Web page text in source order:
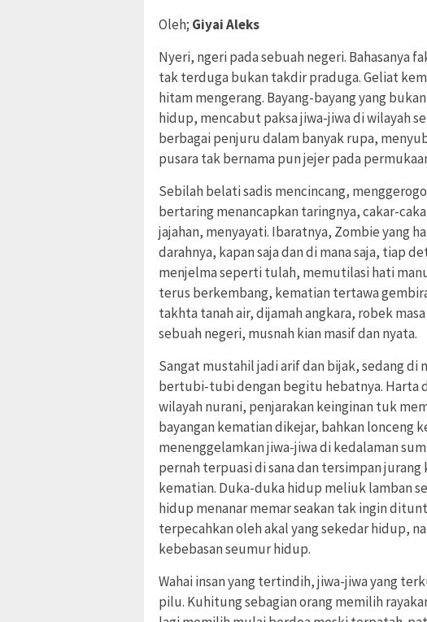
Oleh; Giyai Aleks
Nyeri, ngeri pada sebuah negeri. Bahasanya
tak terduga bukan takdir praduga. Geliat
hitam mengerang. Bayang-bayang yang
hidup, mencabut paksa jiwa-jiwa di wilayah
berbagai penjuru dalam banyak rupa,
pusara tak bernama pun jejer pada
Sebilah belati sadis mencincang,
bertaring menancapkan taringnya, cakar-
jajahan, menyayati. Ibaratnya, Zombie yang
darahnya, kapan saja dan di mana saja, tiap
menjelma seperti tulah, memutilasi hati
terus berkembang, kematian tertawa
takhta tanah air, dijamah angkara, robek
sebuah negeri, musnah kian masif dan nyata.
Sangat mustahil jadi arif dan bijak, sedang di
bertubi-tubi dengan begitu hebatnya. Harta
wilayah nurani, penjarakan keinginan tuk
bayangan kematian dikejar, bahkan lonceng
menenggelamkan jiwa-jiwa di kedalaman
pernah terpuasi di sana dan tersimpan
kematian. Duka-duka hidup meliuk lamban
hidup menanar memar seakan tak ingin
terpecahkan oleh akal yang sekedar hidup,
kebebasan seumur hidup.
Wahai insan yang tertindih, jiwa-jiwa yang
pilu. Kuhitung sebagian orang memilih